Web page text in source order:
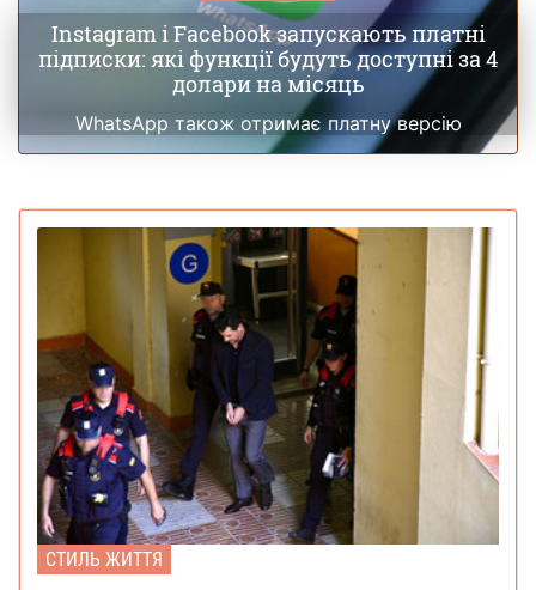
Instagram і Facebook запускають платні
підписки: які функції будуть доступні за 4
долари на місяць
WhatsApp також отримає платну версію
СТИЛЬ ЖИТТЯ